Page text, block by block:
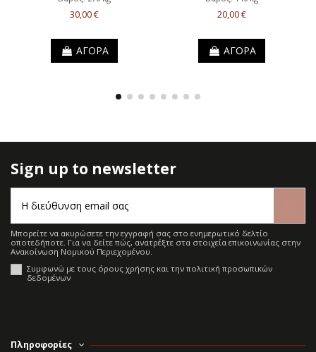
30,00 €
ΑΓΟΡΑ
20,00 €
ΑΓΟΡΑ
Sign up to newsletter
Μπορείτε να ακυρώσετε την εγγραφή σας στο ενημερωτικό δελτίο
οποτεδήποτε. Για να δείτε πώς, ανατρέξτε στα στοιχεία επικοινωνίας στην
Ανακοίνωση Νομικού Περιεχομένου.
Συμφωνώ με τους όρους χρήσης και την πολιτική προσωπικών
δεδομένων
Πληροφορίες